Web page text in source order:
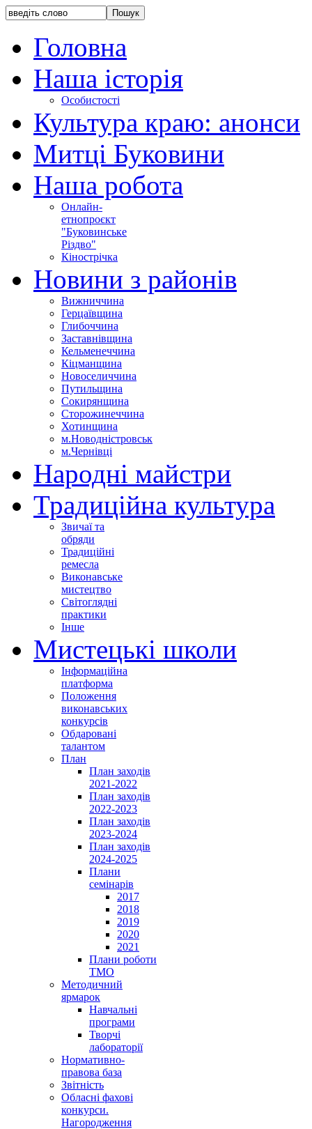
Головна
Наша історія
Особистості
Культура краю: анонси
Митці Буковини
Наша робота
Онлайн-
етнопроєкт
"Буковинське
Різдво"
Кінострічка
Новини з районів
Вижниччина
Герцаївщина
Глибоччина
Заставнівщина
Кельменеччина
Кіцманщина
Новоселиччина
Путильщина
Сокирянщина
Сторожинеччина
Хотинщина
м.Новодністровськ
м.Чернівці
Народні майстри
Традиційна культура
Звичаї та
обряди
Традиційні
ремесла
Виконавське
мистецтво
Світоглядні
практики
Інше
Мистецькі школи
Інформаційна
платформа
Положення
виконавських
конкурсів
Обдаровані
талантом
План
План заходів
2021-2022
План заходів
2022-2023
План заходів
2023-2024
План заходів
2024-2025
Плани
семінарів
2017
2018
2019
2020
2021
Плани роботи
ТМО
Методичний
ярмарок
Навчальні
програми
Творчі
лабораторії
Нормативно-
правова база
Звітність
Обласні фахові
конкурси.
Нагородження